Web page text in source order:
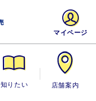
知りたい 店舗案内
マイページ